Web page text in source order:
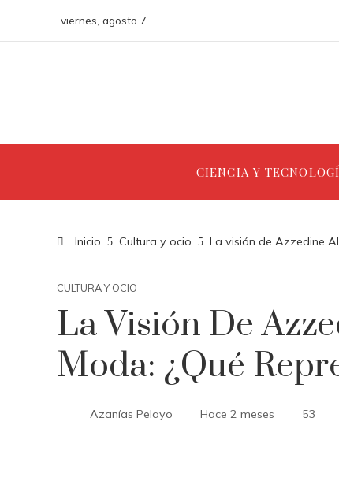
viernes, agosto 7
CIENCIA Y
Inicio Cultura y ocio La visión de Azzedine
CULTURA Y OCIO
La Visión De
Moda: ¿qué
Azanías Pelayo Hace 2 meses 53